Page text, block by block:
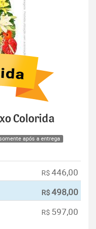
Colorida
após a entrega
R$ 446,00
R$498,00
R$ 597,00